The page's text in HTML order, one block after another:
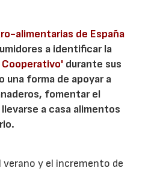
alimentarias de España
a identificar la
durante sus
una forma de apoyar a
fomentar el
a casa alimentos
verano y el incremento de